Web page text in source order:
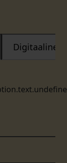
Digitaalinen